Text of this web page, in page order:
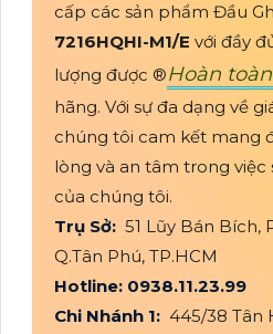
cấp các sản phẩm Đầu
7216HQHI-M1/E với đầy
lượng được ®️Hoàn
hãng. Với sự đa dạng về
chúng tôi cam kết mang
lòng và an tâm trong việc
của chúng tôi.
Trụ Sở: 51 Lũy Bán Bích,
Q.Tân Phú, TP.HCM
Hotline: 0938.11.23.99
Chi Nhánh 1: 445/38 Tân